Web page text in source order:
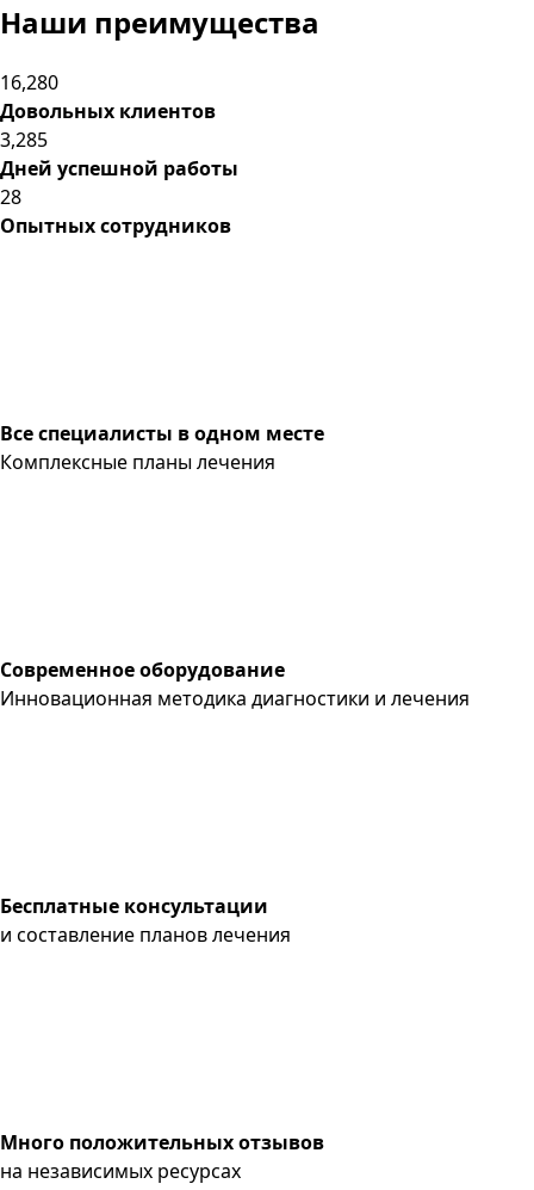
Наши преимущества
16,280
Довольных клиентов
3,285
Дней успешной работы
28
Опытных сотрудников
Все специалисты в одном месте
Комплексные планы лечения
Современное оборудование
Инновационная методика диагностики и лечения
Бесплатные консультации
и составление планов лечения
Много положительных отзывов
на независимых ресурсах